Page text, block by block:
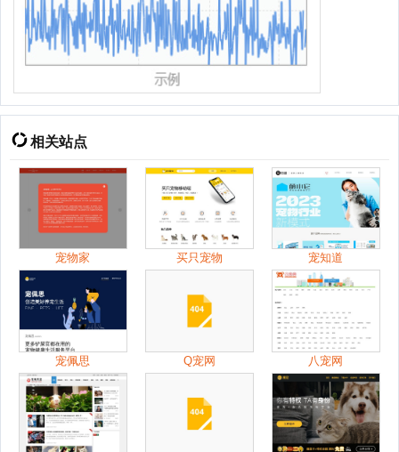
相关站点
宠物家 买只宠物 宠知道
宠佩思 Q宠网 八宠网